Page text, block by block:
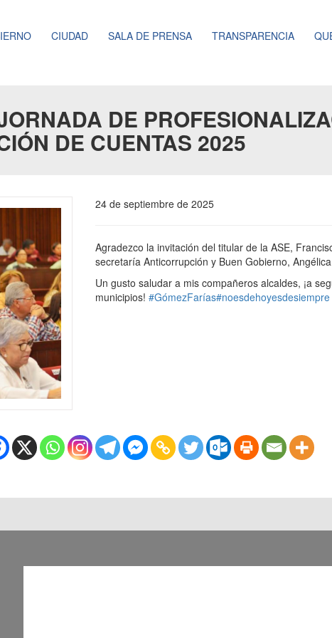
CIUDAD SALA DE PRENSA TRANSPARENCIA
DE
DE CUENTAS 2025
24 de septiembre de 2025
Agradezco la invitación del titular de la ASE,
secretaría Anticorrupción y Buen Gobierno,
Un gusto saludar a mis compañeros alcaldes, ¡a
municipios! #GómezFarías#noesdehoyesdesiempre